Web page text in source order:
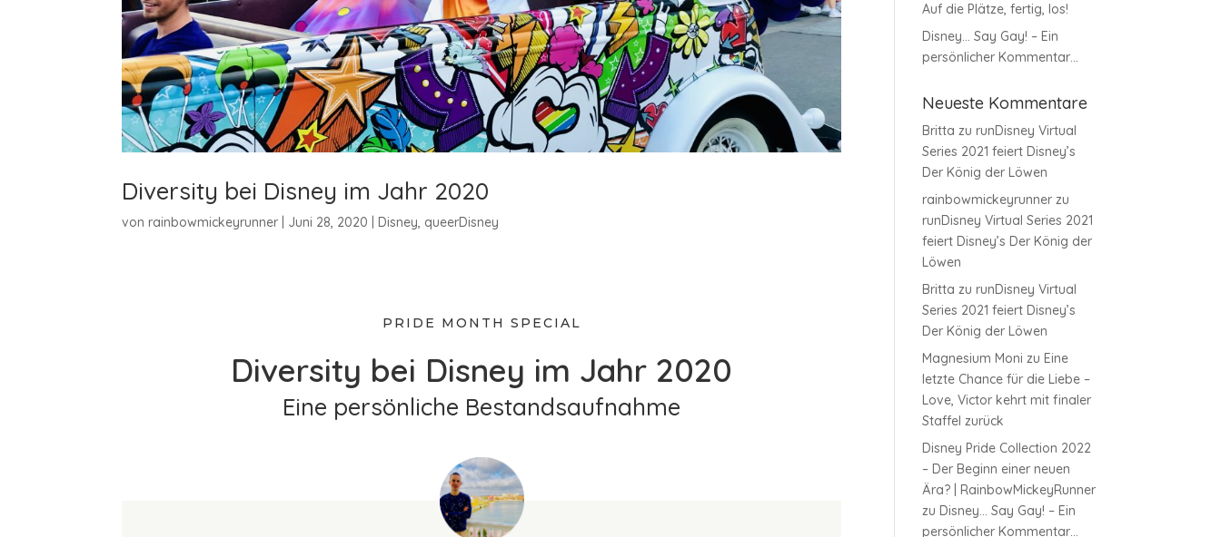
Diversity bei Disney im Jahr 2020
vonrainbowmickeyrunner Juni 28, 2020 |Disney, queerDisney
PRIDE MONTH SPECIAL
Diversity bei Disney im Jahr 2020
Eine persönliche Bestandsaufnahme
Auf die Plätze, fertig, los!
Disney… Say Gay! – Ein
persönlicher Kommentar…
Neueste Kommentare
Britta zurunDisney Virtual
Series 2021 feiert Disney’s
Der König der Löwen
rainbowmickeyrunner zu
runDisney Virtual Series 2021
feiert Disney’s Der König der
Löwen
Britta zurunDisney Virtual
Series 2021 feiert Disney’s
Der König der Löwen
Magnesium Moni zuEine
letzte Chance für die Liebe –
Love, Victor kehrt mit finaler
Staffel zurück
Disney Pride Collection 2022
– Der Beginn einer neuen
Ära? | RainbowMickeyRunner
zuDisney… Say Gay! – Ein
persönlicher Kommentar…